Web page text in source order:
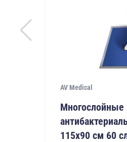
AV Medical
Многослойные
115х90 см 60